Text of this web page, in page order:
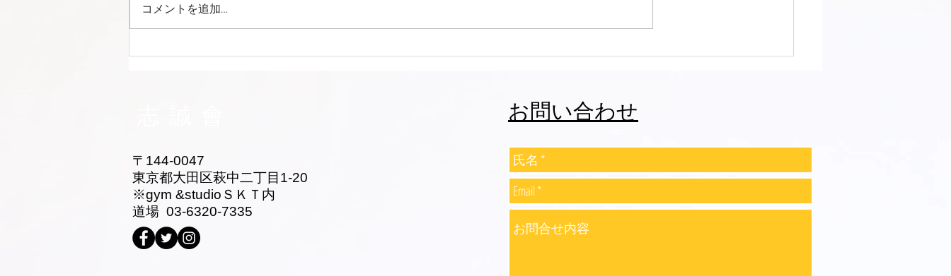
コメントを追加…
〒144-0047
東京都大田区萩中二丁目1-20
​※gym &studioＳＫＴ内
道場 03-6320-7335
お問い合わせ